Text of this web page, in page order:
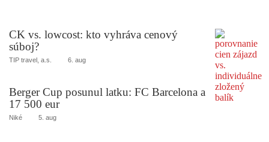
CK vs. lowcost: kto vyhráva cenový
súboj?
TIP travel, a.s. 6. aug
Berger Cup posunul latku: FC Barcelona a
17 500 eur
Niké 5. aug